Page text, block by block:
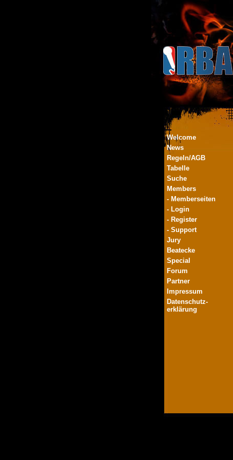
Welcome
News
Regeln/AGB
Tabelle
Suche
Members
- Memberseiten
- Login
- Register
- Support
Jury
Beatecke
Special
Forum
Partner
Impressum
Datenschutz-
erklärung